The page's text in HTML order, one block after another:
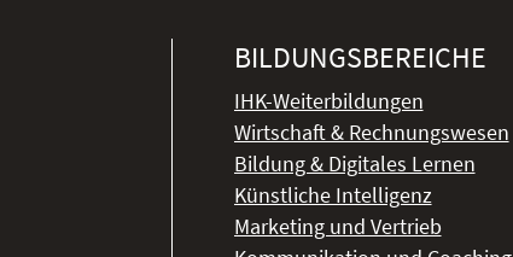
BILDUNGSBEREICHE
IHK-Weiterbildungen
Wirtschaft & Rechnungswesen
Bildung & Digitales Lernen
Künstliche Intelligenz
Marketing und Vertrieb